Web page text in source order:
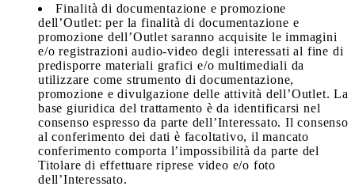
Finalità di documentazione e promozione
dell’Outlet: per la finalità di documentazione e
promozione dell’Outlet saranno acquisite le immagini
e/o registrazioni audio-video degli interessati al fine di
predisporre materiali grafici e/o multimediali da
utilizzare come strumento di documentazione,
promozione e divulgazione delle attività dell’Outlet. La
base giuridica del trattamento è da identificarsi nel
consenso espresso da parte dell’Interessato. Il consenso
al conferimento dei dati è facoltativo, il mancato
conferimento comporta l’impossibilità da parte del
Titolare di effettuare riprese video e/o foto
dell’Interessato.